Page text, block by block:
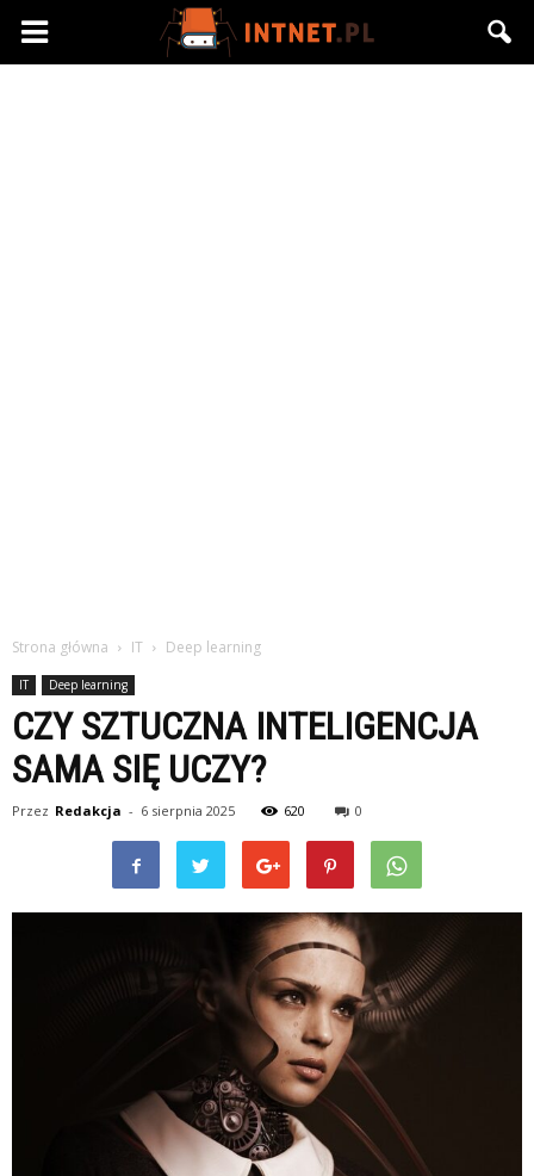
Intnet.pl
Strona główna IT Deep learning
IT Deep learning
CZY SZTUCZNA INTELIGENCJA
SAMA SIĘ UCZY?
Przez Redakcja - 6 sierpnia 2025 620 0